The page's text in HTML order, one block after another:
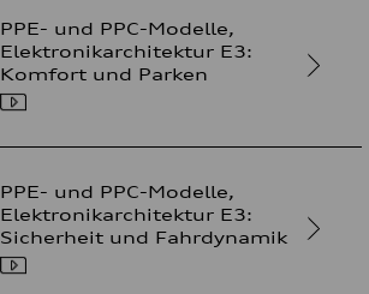
PPE- und PPC-Modelle,
Elektronikarchitektur E3:
Komfort und Parken
PPE- und PPC-Modelle,
Elektronikarchitektur E3:
Sicherheit und Fahrdynamik